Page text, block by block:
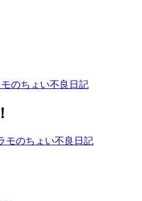
のちょい不良日記
モのちょい不良日記